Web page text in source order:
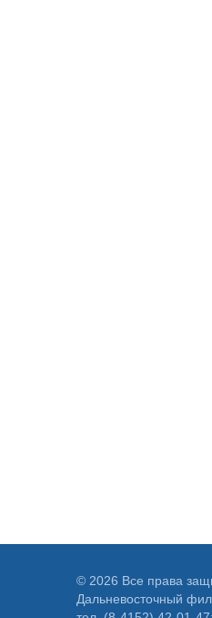
© 2026 Все права
Дальневосточный